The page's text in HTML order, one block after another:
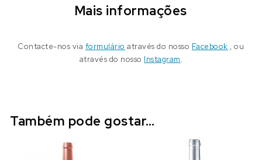
Mais informações
Contacte-nos via formulário através do nosso Facebook , ou
através do nosso Instagram.
Também pode gostar…